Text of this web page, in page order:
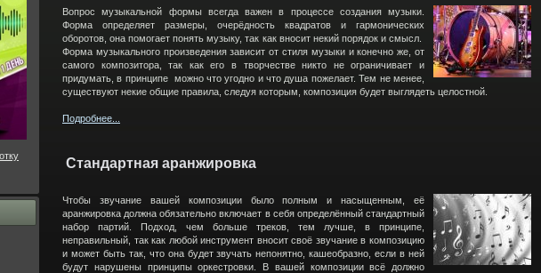
Вопрос музыкальной формы всегда важен в процессе создания музыки.
Форма определяет размеры, очерёдность квадратов и гармонических
оборотов, она помогает понять музыку, так как вносит некий порядок и смысл.
Форма музыкального произведения зависит от стиля музыки и конечно же, от
самого композитора, так как его в творчестве никто не ограничивает и
придумать, в принципе можно что угодно и что душа пожелает. Тем не менее,
существуют некие общие правила, следуя которым, композиция будет выглядеть целостной.
Подробнее...
Стандартная аранжировка
Чтобы звучание вашей композиции было полным и насыщенным, её
аранжировка должна обязательно включает в себя определённый стандартный
набор партий. Подход, чем больше треков, тем лучше, в принципе,
неправильный, так как любой инструмент вносит своё звучание в композицию
и может быть так, что она будет звучать непонятно, кашеобразно, если в ней
будут нарушены принципы оркестровки. В вашей композиции всё должно